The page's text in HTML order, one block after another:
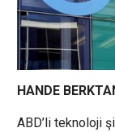
HANDE
ABD’li teknoloji